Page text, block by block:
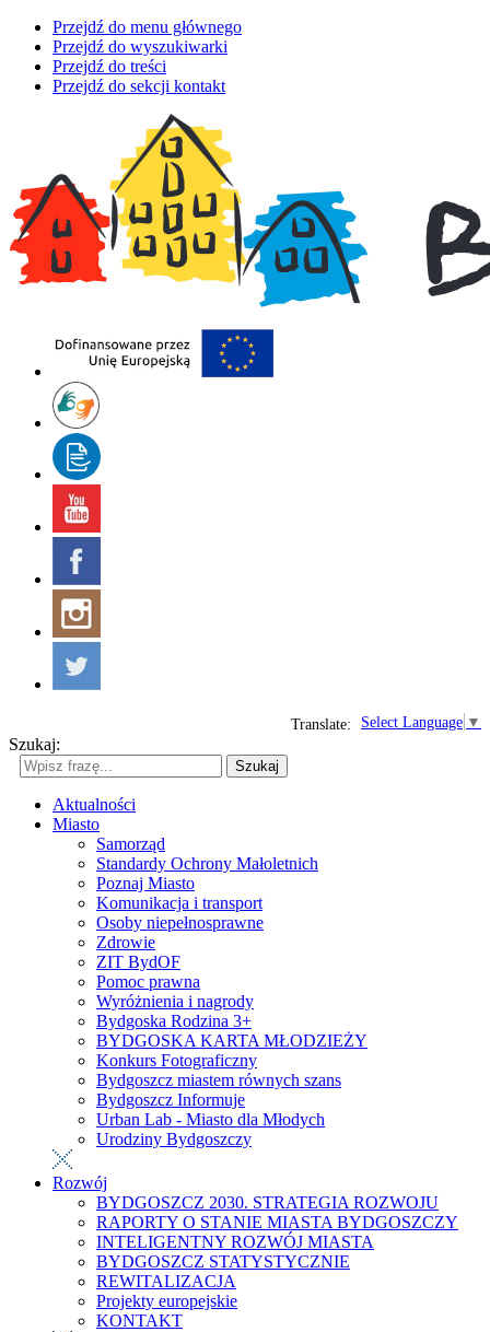
Przejdź do menu głównego
Przejdź do wyszukiwarki
Przejdź do treści
Przejdź do sekcji kontakt
Select Language ▼
Translate:
Szukaj:
Szukaj
Aktualności
Miasto
Samorząd
Standardy Ochrony Małoletnich
Poznaj Miasto
Komunikacja i transport
Osoby niepełnosprawne
Zdrowie
ZIT BydOF
Pomoc prawna
Wyróżnienia i nagrody
Bydgoska Rodzina 3+
BYDGOSKA KARTA MŁODZIEŻY
Konkurs Fotograficzny
Bydgoszcz miastem równych szans
Bydgoszcz Informuje
Urban Lab - Miasto dla Młodych
Urodziny Bydgoszczy
Rozwój
BYDGOSZCZ 2030. STRATEGIA ROZWOJU
RAPORTY O STANIE MIASTA BYDGOSZCZY
INTELIGENTNY ROZWÓJ MIASTA
BYDGOSZCZ STATYSTYCZNIE
REWITALIZACJA
Projekty europejskie
KONTAKT